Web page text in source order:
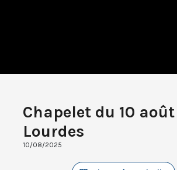
Chapelet du 10
Lourdes
10/08/2025